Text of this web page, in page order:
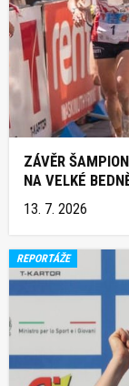
ZÁVĚR
NA VELKÉ
13. 7. 2026
REPORTÁŽE